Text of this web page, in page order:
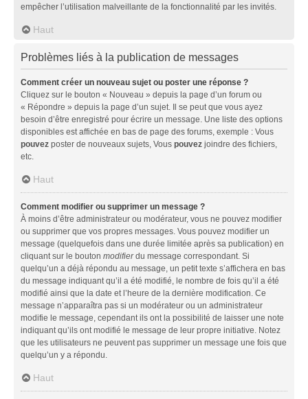
empêcher l’utilisation malveillante de la fonctionnalité par les invités.
Haut
Problèmes liés à la publication de messages
Comment créer un nouveau sujet ou poster une réponse ?
Cliquez sur le bouton « Nouveau » depuis la page d’un forum ou
« Répondre » depuis la page d’un sujet. Il se peut que vous ayez
besoin d’être enregistré pour écrire un message. Une liste des options
disponibles est affichée en bas de page des forums, exemple : Vous
pouvez poster de nouveaux sujets, Vous pouvez joindre des fichiers,
etc.
Haut
Comment modifier ou supprimer un message ?
À moins d’être administrateur ou modérateur, vous ne pouvez modifier
ou supprimer que vos propres messages. Vous pouvez modifier un
message (quelquefois dans une durée limitée après sa publication) en
cliquant sur le bouton modifierdu message correspondant. Si
quelqu’un a déjà répondu au message, un petit texte s’affichera en bas
du message indiquant qu’il a été modifié, le nombre de fois qu’il a été
modifié ainsi que la date et l’heure de la dernière modification. Ce
message n’apparaîtra pas si un modérateur ou un administrateur
modifie le message, cependant ils ont la possibilité de laisser une note
indiquant qu’ils ont modifié le message de leur propre initiative. Notez
que les utilisateurs ne peuvent pas supprimer un message une fois que
quelqu’un y a répondu.
Haut